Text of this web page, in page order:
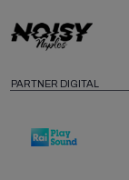
PARTNER DIGITAL